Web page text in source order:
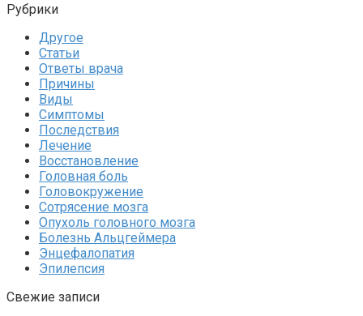
Рубрики
Другое
Статьи
Ответы врача
Причины
Виды
Симптомы
Последствия
Лечение
Восстановление
Головная боль
Головокружение
Сотрясение мозга
Опухоль головного мозга
Болезнь Альцгеймера
Энцефалопатия
Эпилепсия
Свежие записи